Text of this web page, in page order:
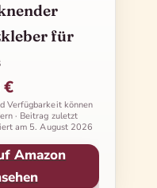
für
€
Verfügbarkeit können
· Beitrag zuletzt
am 5. August 2026
Amazon